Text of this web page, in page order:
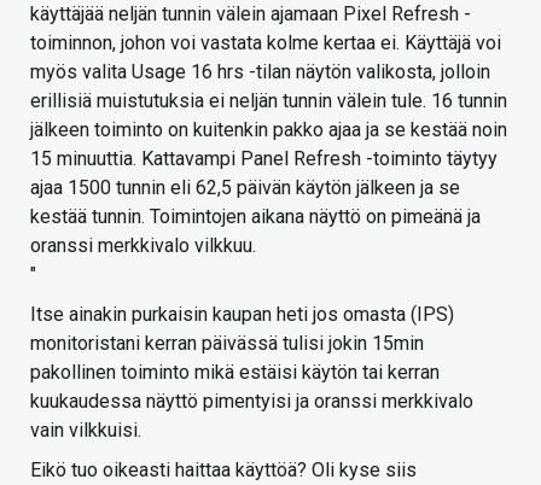
käyttäjää neljän tunnin välein ajamaan Pixel Refresh -
toiminnon, johon voi vastata kolme kertaa ei. Käyttäjä voi
myös valita Usage 16 hrs -tilan näytön valikosta, jolloin
erillisiä muistutuksia ei neljän tunnin välein tule. 16 tunnin
jälkeen toiminto on kuitenkin pakko ajaa ja se kestää noin
15 minuuttia. Kattavampi Panel Refresh -toiminto täytyy
ajaa 1500 tunnin eli 62,5 päivän käytön jälkeen ja se
kestää tunnin. Toimintojen aikana näyttö on pimeänä ja
oranssi merkkivalo vilkkuu.
"
Itse ainakin purkaisin kaupan heti jos omasta (IPS)
monitoristani kerran päivässä tulisi jokin 15min
pakollinen toiminto mikä estäisi käytön tai kerran
kuukaudessa näyttö pimentyisi ja oranssi merkkivalo
vain vilkkuisi.
Eikö tuo oikeasti haittaa käyttöä? Oli kyse siis